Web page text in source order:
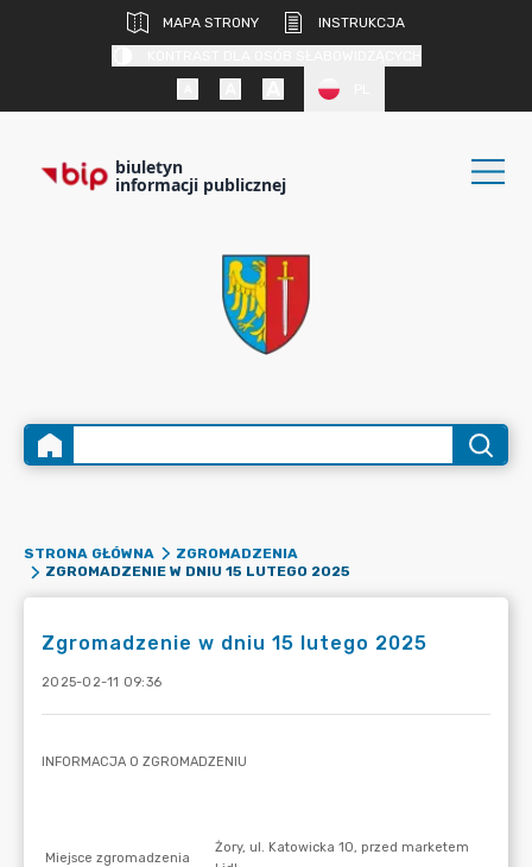
MAPA STRONY
INSTRUKCJA
biuletyn
informacji publicznej
STRONA GŁÓWNA
ZGROMADZENIA
ZGROMADZENIE W DNIU 15 LUTEGO 2025
Zgromadzenie w dniu 15 lutego 2025
2025-02-11 09:36